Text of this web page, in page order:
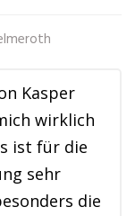
Kasper
wirklich
ist für die
sehr
die